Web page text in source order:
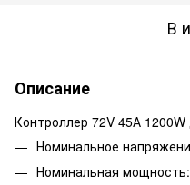
В
Описание
Контроллер 72V 45А
Номинальное
Номинальная